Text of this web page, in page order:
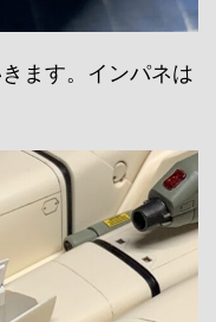
ます。インパネは